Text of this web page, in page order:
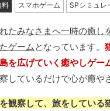
料 スマホゲーム SPシミュレ
たみなさまへ一時の癒し
ゲームとなっています。
を広げていく癒やしゲー
しているだけで心が癒や
観察して、旅をしている